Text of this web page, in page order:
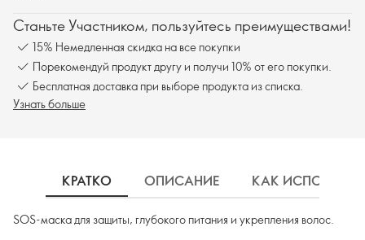
Станьте Участником, пользуйтесь преимуществами!
15% Немедленная скидка на все покупки
Порекомендуй продукт другу и получи 10% от его покупки.
Бесплатная доставка при выборе продукта из списка.
Узнать больше
КРАТКО ОПИСАНИЕ КАК
SOS-маска для защиты, глубокого питания и укрепления волос.